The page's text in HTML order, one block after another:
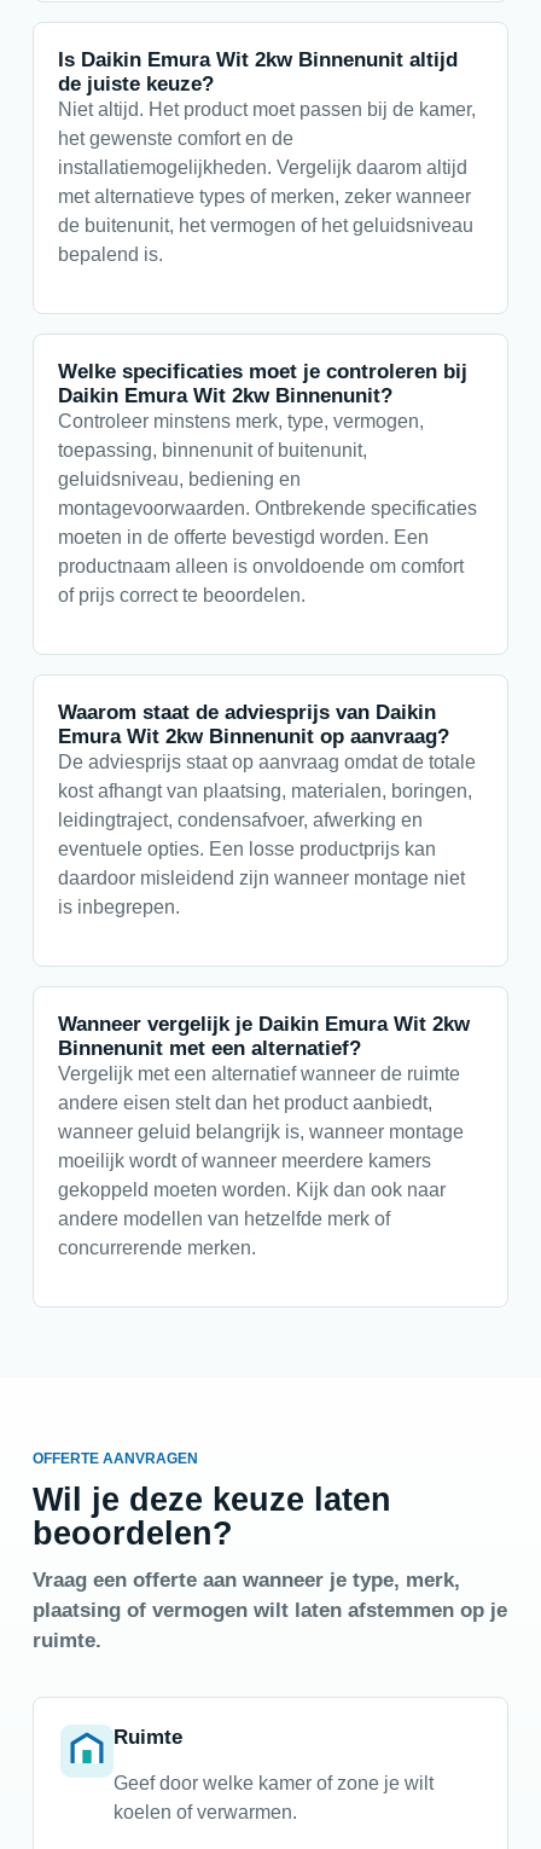
Is Daikin Emura Wit 2kw Binnenunit altijd
de juiste keuze?
Niet altijd. Het product moet passen bij de kamer,
het gewenste comfort en de
installatiemogelijkheden. Vergelijk daarom altijd
met alternatieve types of merken, zeker wanneer
de buitenunit, het vermogen of het geluidsniveau
bepalend is.
Welke specificaties moet je controleren bij
Daikin Emura Wit 2kw Binnenunit?
Controleer minstens merk, type, vermogen,
toepassing, binnenunit of buitenunit,
geluidsniveau, bediening en
montagevoorwaarden. Ontbrekende specificaties
moeten in de offerte bevestigd worden. Een
productnaam alleen is onvoldoende om comfort
of prijs correct te beoordelen.
Waarom staat de adviesprijs van Daikin
Emura Wit 2kw Binnenunit op aanvraag?
De adviesprijs staat op aanvraag omdat de totale
kost afhangt van plaatsing, materialen, boringen,
leidingtraject, condensafvoer, afwerking en
eventuele opties. Een losse productprijs kan
daardoor misleidend zijn wanneer montage niet
is inbegrepen.
Wanneer vergelijk je Daikin Emura Wit 2kw
Binnenunit met een alternatief?
Vergelijk met een alternatief wanneer de ruimte
andere eisen stelt dan het product aanbiedt,
wanneer geluid belangrijk is, wanneer montage
moeilijk wordt of wanneer meerdere kamers
gekoppeld moeten worden. Kijk dan ook naar
andere modellen van hetzelfde merk of
concurrerende merken.
OFFERTE AANVRAGEN
Wil je deze keuze laten
beoordelen?
Vraag een offerte aan wanneer je type, merk,
plaatsing of vermogen wilt laten afstemmen op je
ruimte.
Ruimte
Geef door welke kamer of zone je wilt
koelen of verwarmen.